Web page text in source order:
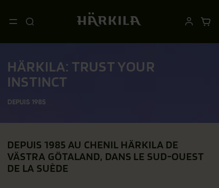
HÄRKILA: TRUST YOUR
INSTINCT
DEPUIS 1985
DEPUIS 1985 AU CHENIL HÄRKILA DE
VÄSTRA GÖTALAND, DANS LE SUD-OUEST
DE LA SUÈDE